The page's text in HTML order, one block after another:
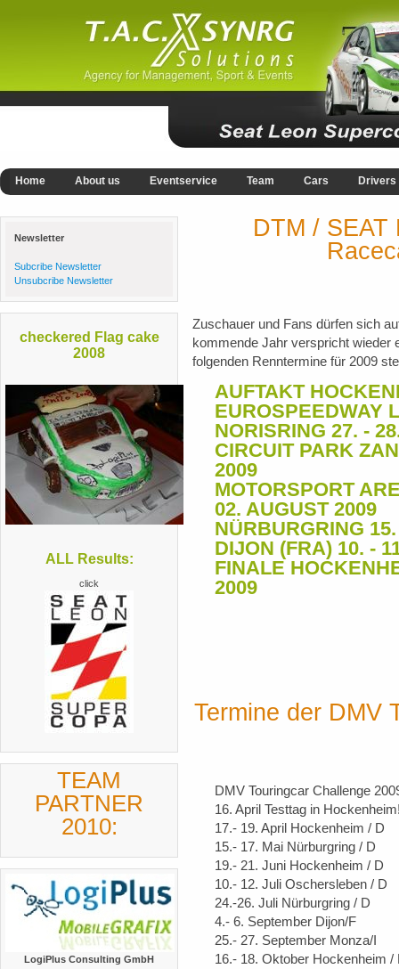
Home About us Eventservice Team Cars Drivers
Newsletter
Subcribe Newsletter
Unsubcribe Newsletter
checkered Flag cake
2008
ALL Results:
click
TEAM
PARTNER
2010:
LogiPlus Consulting GmbH
DTM / SEAT
Zuschauer und Fans dürfen sich
kommende Jahr verspricht wieder
folgenden Renntermine für 2009
AUFTAKT
EUROSPEEDWAY
NORISRING 27. -
CIRCUIT PARK
2009
MOTORSPORT
02. AUGUST 2009
NÜRBURGRING
DIJON (FRA) 10. -
FINALE
2009
Termine der DMV
DMV Touringcar Challenge
16. April Testtag in
17.- 19. April Hockenheim / D
15.- 17. Mai Nürburgring / D
19.- 21. Juni Hockenheim / D
10.- 12. Juli Oschersleben / D
24.-26. Juli Nürburgring / D
4.- 6. September Dijon/F
25.- 27. September Monza/I
16.- 18. Oktober Hockenheim /